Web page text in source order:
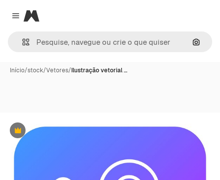
Close menu
Magnific
Início/stock/Vetores/Ilustração vetorial …
Premium